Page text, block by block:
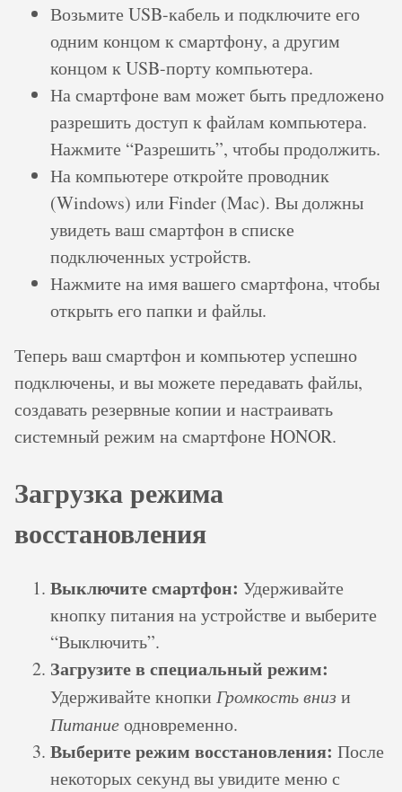
Возьмите USB-кабель и подключите его
одним концом к смартфону, а другим
концом к USB-порту компьютера.
На смартфоне вам может быть предложено
разрешить доступ к файлам компьютера.
Нажмите “Разрешить”, чтобы продолжить.
На компьютере откройте проводник
(Windows) или Finder (Mac). Вы должны
увидеть ваш смартфон в списке
подключенных устройств.
Нажмите на имя вашего смартфона, чтобы
открыть его папки и файлы.
Теперь ваш смартфон и компьютер успешно
подключены, и вы можете передавать файлы,
создавать резервные копии и настраивать
системный режим на смартфоне HONOR.
Загрузка режима
восстановления
Выключите смартфон: Удерживайте
кнопку питания на устройстве и выберите
“Выключить”.
Загрузите в специальный режим:
Удерживайте кнопки Громкость внизи
Питаниеодновременно.
Выберите режим восстановления: После
некоторых секунд вы увидите меню с